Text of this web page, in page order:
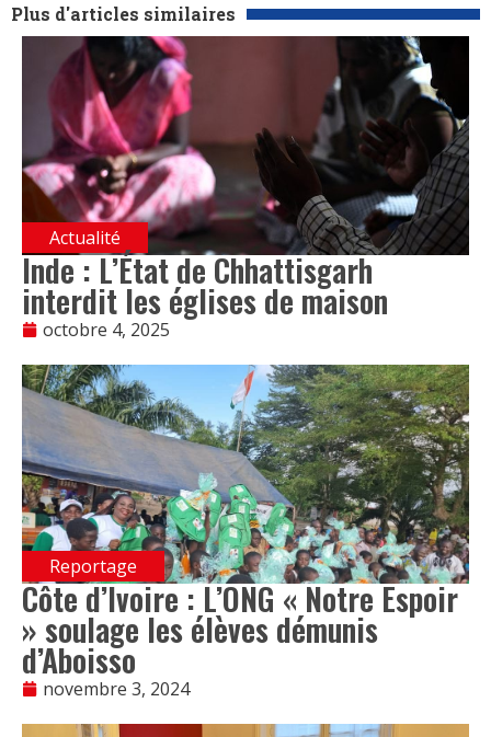
Plus d'articles similaires
Actualité
Inde : L’État de Chhattisgarh
interdit les églises de maison
octobre 4, 2025
Reportage
Côte d’Ivoire : L’ONG « Notre Espoir
» soulage les élèves démunis
d’Aboisso
novembre 3, 2024